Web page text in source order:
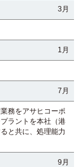
3月
1月
7月
務をアサヒコーポ
ラントを本社（港
と共に、処理能力
9月